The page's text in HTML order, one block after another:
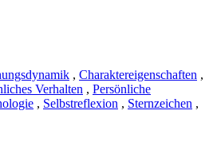
, Charaktereigenschaften ,
Verhalten , Persönliche
, Selbstreflexion , Sternzeichen ,